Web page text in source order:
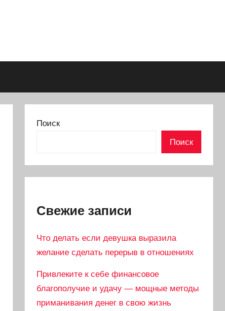
Поиск
Поиск
Свежие записи
Что делать если девушка выразила
желание сделать перерыв в отношениях
Привлеките к себе финансовое
благополучие и удачу — мощные методы
приманивания денег в свою жизнь